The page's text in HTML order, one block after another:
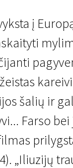
į
šalių ir
Farso
„Iliuzijų